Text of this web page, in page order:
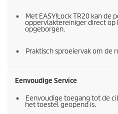
Met EASY!LockTR20 kan de
oppervlaktereiniger direct op
opgeborgen.
Praktisch sproeiervak om de
Eenvoudige Service
Eenvoudige toegang tot de
het toestel geopend is.